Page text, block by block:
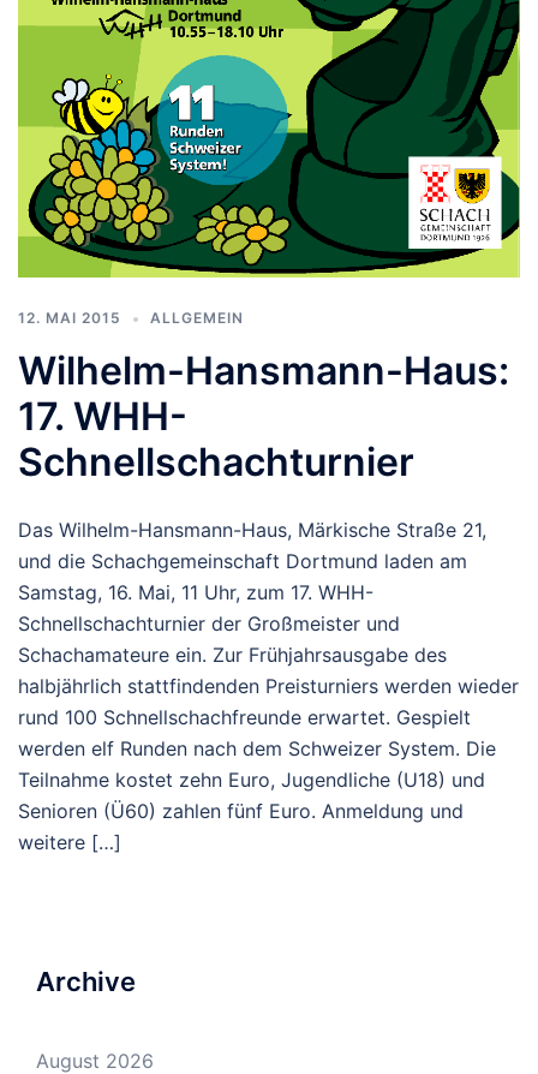
12. MAI 2015 ALLGEMEIN
Wilhelm-Hansmann-Haus:
17. WHH-
Schnellschachturnier
Das Wilhelm-Hansmann-Haus, Märkische Straße 21,
und die Schachgemeinschaft Dortmund laden am
Samstag, 16. Mai, 11 Uhr, zum 17. WHH-
Schnellschachturnier der Großmeister und
Schachamateure ein. Zur Frühjahrsausgabe des
halbjährlich stattfindenden Preisturniers werden wieder
rund 100 Schnellschachfreunde erwartet. Gespielt
werden elf Runden nach dem Schweizer System. Die
Teilnahme kostet zehn Euro, Jugendliche (U18) und
Senioren (Ü60) zahlen fünf Euro. Anmeldung und
weitere […]
Archive
August 2026